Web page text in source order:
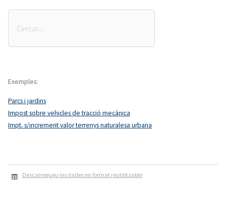
una
Exemples:
Parcs i jardins
Impost sobre vehicles de tracció mecànica
Impt. s/increment valor terrenys naturalesa urbana
Descarregueu les dades en format reutilitzable